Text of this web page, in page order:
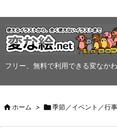
フリー、無料で利用できる変なか
ホーム > 季節／イベント／行事